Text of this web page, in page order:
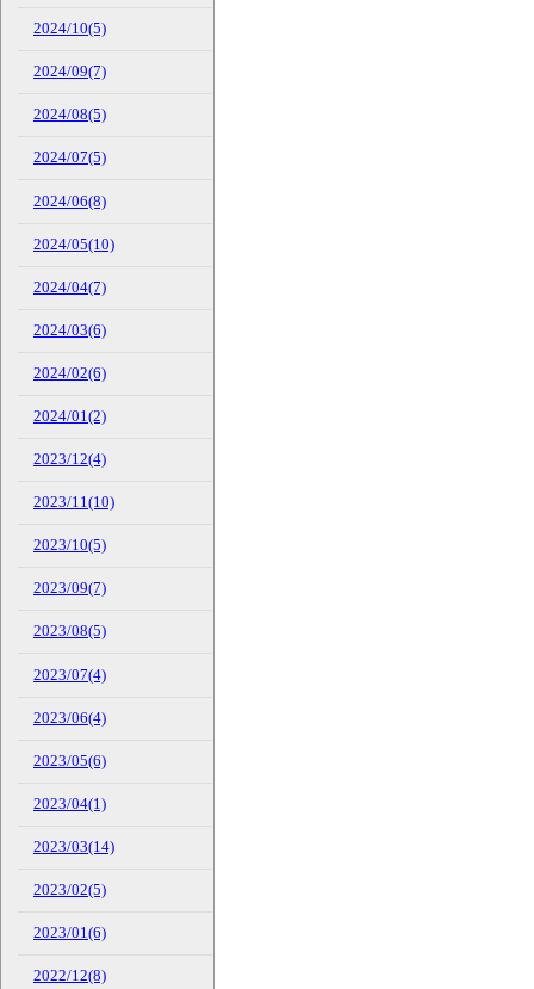
2024/10(5)
2024/09(7)
2024/08(5)
2024/07(5)
2024/06(8)
2024/05(10)
2024/04(7)
2024/03(6)
2024/02(6)
2024/01(2)
2023/12(4)
2023/11(10)
2023/10(5)
2023/09(7)
2023/08(5)
2023/07(4)
2023/06(4)
2023/05(6)
2023/04(1)
2023/03(14)
2023/02(5)
2023/01(6)
2022/12(8)